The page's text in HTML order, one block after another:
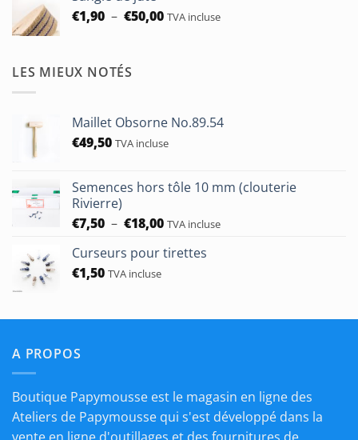
€1,90 – €50,00Plage
TVA incluse
LES MIEUX NOTÉS
Maillet Obsorne No.89.54
€49,50 TVA incluse
Semences hors tôle 10 mm (clouterie
Rivierre)
€7,50 – €18,00Plage
prix :
TVA incluse
Curseurs pour tirettes
€1,50 TVA incluse
A PROPOS
Boutique Papymousse est le magasin en ligne des
Ateliers de Papymousse qui s'est développé dans la